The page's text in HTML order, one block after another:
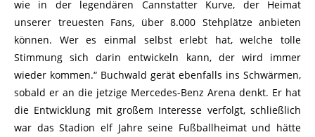
wie in der legendären Cannstatter Kurve, der Heimat
unserer treuesten Fans, über 8.000 Stehplätze anbieten
können. Wer es einmal selbst erlebt hat, welche tolle
Stimmung sich darin entwickeln kann, der wird immer
wieder kommen.“ Buchwald gerät ebenfalls ins Schwärmen,
sobald er an die jetzige Mercedes-Benz Arena denkt. Er hat
die Entwicklung mit großem Interesse verfolgt, schließlich
war das Stadion elf Jahre seine Fußballheimat und hätte